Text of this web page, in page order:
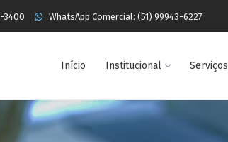
3400 WhatsApp Comercial: (51) 99943-6227
Início Institucional Serviços